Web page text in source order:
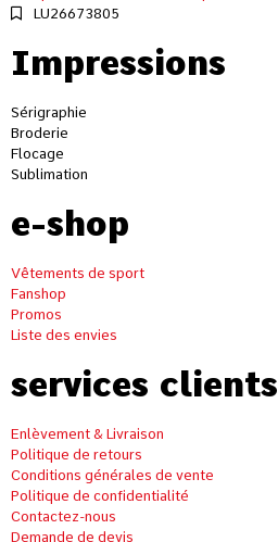
LU26673805
Impressions
Sérigraphie
Broderie
Flocage
Sublimation
e-shop
Vêtements de sport
Fanshop
Promos
Liste des envies
services clients
Enlèvement & Livraison
Politique de retours
Conditions générales de vente
Politique de confidentialité
Contactez-nous
Demande de devis